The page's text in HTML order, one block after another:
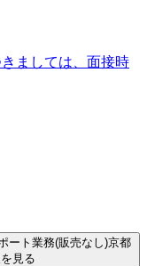
ましては、面接時
ート業務(販売なし)京都
見る